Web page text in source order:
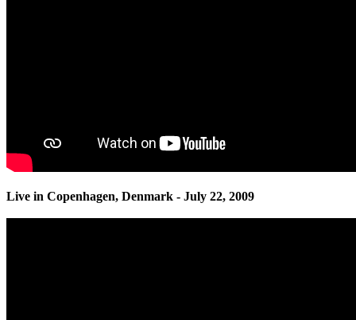
Live in Copenhagen, Denmark - July 22, 2009